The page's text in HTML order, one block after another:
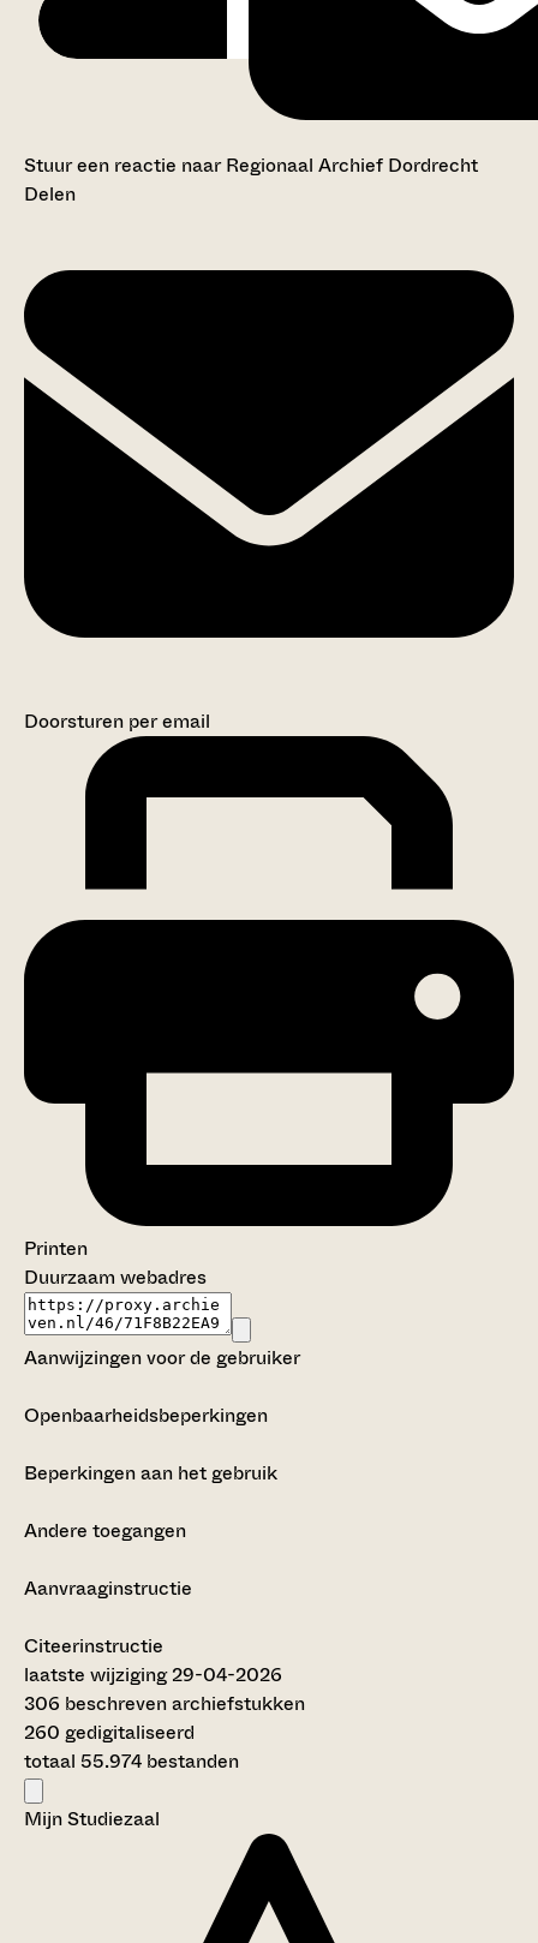
Stuur een reactie naar Regionaal Archief Dordrecht
Delen
Doorsturen per email
Printen
Duurzaam webadres
Aanwijzingen voor de gebruiker
Openbaarheidsbeperkingen
Beperkingen aan het gebruik
Andere toegangen
Aanvraaginstructie
Citeerinstructie
laatste wijziging 29-04-2026
306 beschreven archiefstukken
260 gedigitaliseerd
totaal 55.974 bestanden
Mijn Studiezaal